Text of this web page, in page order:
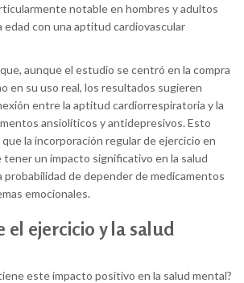
notable en hombres y adultos
edad con una aptitud cardiovascular
aunque el estudio se centró en la compra
en su uso real, los resultados sugieren
entre la aptitud cardiorrespiratoria y la
ansiolíticos y antidepresivos. Esto
la incorporación regular de ejercicio en
un impacto significativo en la salud
probabilidad de depender de medicamentos
emocionales.
el ejercicio y la salud
este impacto positivo en la salud mental?